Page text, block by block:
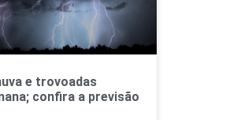
e trovoadas
confira a previsão